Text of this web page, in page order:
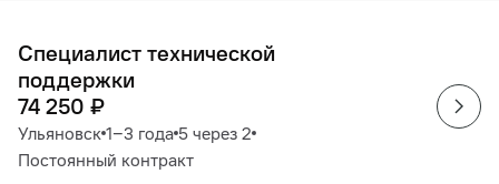
Специалист технической
поддержки
74 250 ₽
Ульяновск 1‒3 года 5 через 2
Постоянный контракт